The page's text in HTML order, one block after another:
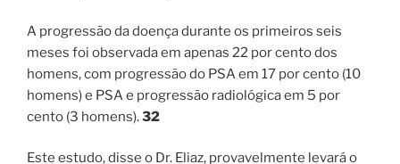
A progressão da doença durante os primeiros seis
meses foi observada em apenas 22 por cento dos
homens, com progressão do PSA em 17 por cento (10
homens) e PSA e progressão radiológica em 5 por
cento (3 homens).32
Este estudo, disse o Dr. Eliaz, provavelmente levará o